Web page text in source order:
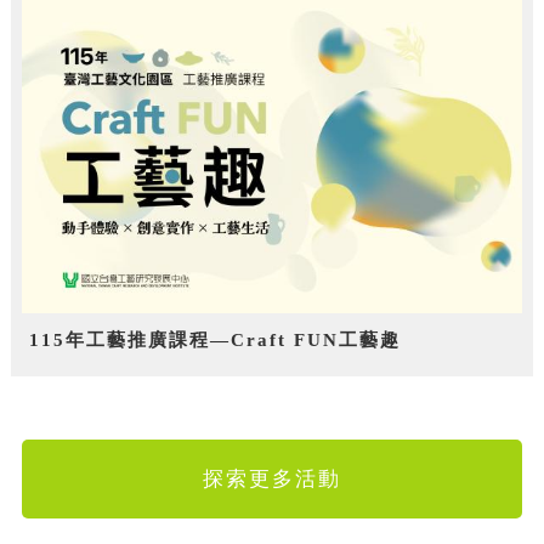
115年工藝推廣課程—Craft FUN工藝趣
探索更多活動